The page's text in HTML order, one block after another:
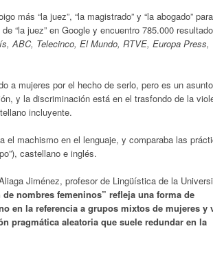
más “la juez”, “la magistrado” y “la abogado”
“la juez” en Google y encuentro 785.000
,ABC, Telecinco, El Mundo, RTVE, Europa Press,
a mujeres por el hecho de serlo, pero es un
y la discriminación está en el trasfondo de la
incluyente.
el machismo en el lenguaje, y comparaba las
castellano e inglés.
Jiménez, profesor de Lingüística de la
nombres femeninos” refleja una forma de
en la referencia a grupos mixtos de mujeres y
pragmática aleatoria que suele redundar en la